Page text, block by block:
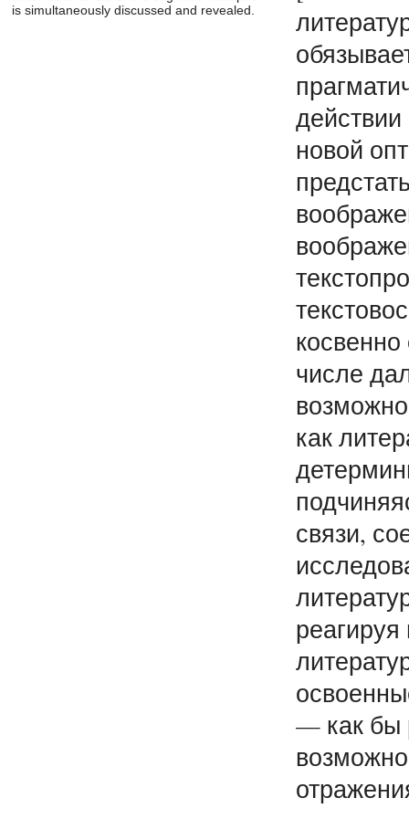
is simultaneously discussed and revealed.
новой
числе
как
связи,
— как бы